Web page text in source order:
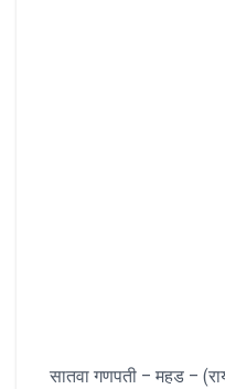
सातवा गणपती – महड –